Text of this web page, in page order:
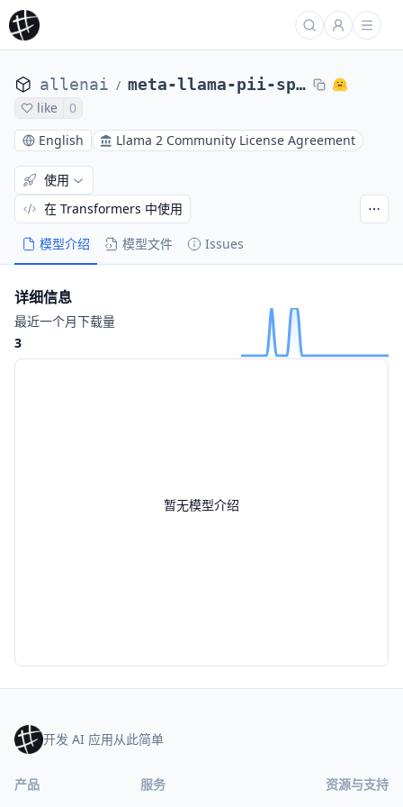
allenai / meta-llama-pii-special
like
0
English
Llama 2 Community License Agreement
模型介绍 模型文件 Issues
使用
在 Transformers 中使用
暂无模型介绍
详细信息
最近一个月下载量
3
开发 AI 应用从此简单
产品 服务 资源与支持